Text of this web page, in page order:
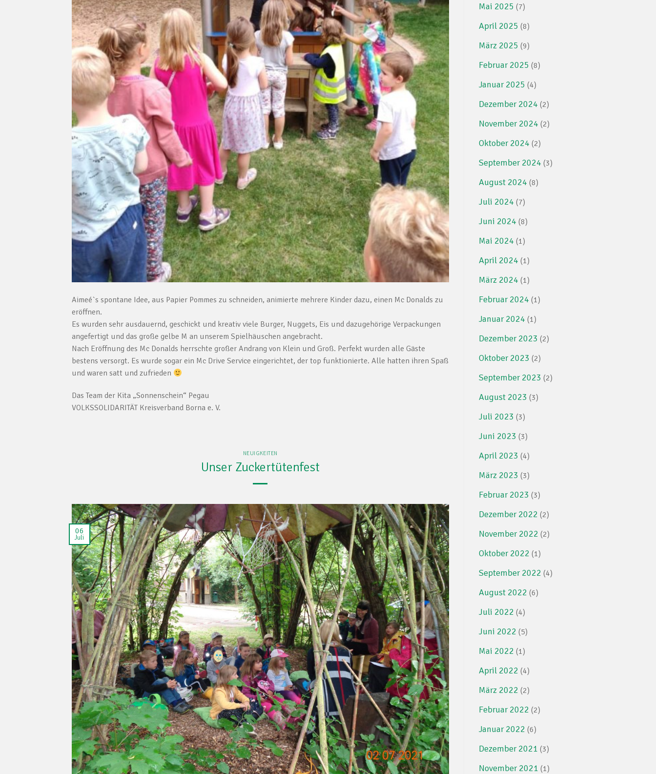
Aimeé`s spontane Idee, aus Papier Pommes zu schneiden, animierte mehrere Kinder dazu, einen Mc Donalds zu
eröffnen.
Es wurden sehr ausdauernd, geschickt und kreativ viele Burger, Nuggets, Eis und dazugehörige Verpackungen
angefertigt und das große gelbe M an unserem Spielhäuschen angebracht.
Nach Eröffnung des Mc Donalds herrschte großer Andrang von Klein und Groß. Perfekt wurden alle Gäste
bestens versorgt. Es wurde sogar ein Mc Drive Service eingerichtet, der top funktionierte. Alle hatten ihren Spaß
und waren satt und zufrieden
Das Team der Kita „Sonnenschein“ Pegau
VOLKSSOLIDARITÄT Kreisverband Borna e. V.
NEUIGKEITEN
Unser Zuckertütenfest
06
Juli
Mai 2025 (7)
April 2025 (8)
März 2025 (9)
Februar 2025 (8)
Januar 2025 (4)
Dezember 2024 (2)
November 2024 (2)
Oktober 2024 (2)
September 2024 (3)
August 2024 (8)
Juli 2024 (7)
Juni 2024 (8)
Mai 2024 (1)
April 2024 (1)
März 2024 (1)
Februar 2024 (1)
Januar 2024 (1)
Dezember 2023 (2)
Oktober 2023 (2)
September 2023 (2)
August 2023 (3)
Juli 2023 (3)
Juni 2023 (3)
April 2023 (4)
März 2023 (3)
Februar 2023 (3)
Dezember 2022 (2)
November 2022 (2)
Oktober 2022 (1)
September 2022 (4)
August 2022 (6)
Juli 2022 (4)
Juni 2022 (5)
Mai 2022 (1)
April 2022 (4)
März 2022 (2)
Februar 2022 (2)
Januar 2022 (6)
Dezember 2021 (3)
November 2021 (1)